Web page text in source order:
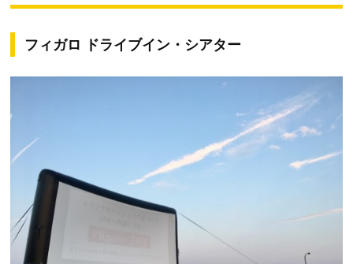
フィガロ ドライブイン・シアター